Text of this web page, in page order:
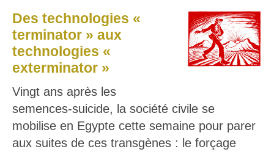
Des technologies «
terminator » aux
technologies «
exterminator »
Vingt ans après les
semences-suicide, la société civile se
mobilise en Egypte cette semaine pour parer
aux suites de ces transgènes : le forçage